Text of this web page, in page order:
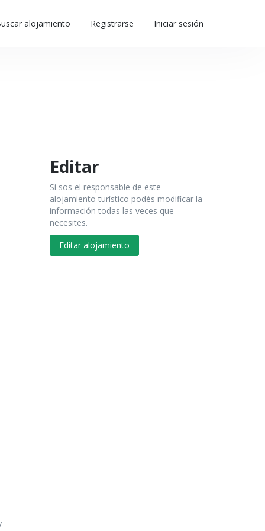
alojamiento Registrarse Iniciar sesión
Editar
Si sos el responsable de este
alojamiento turístico podés modificar la
información todas las veces que
necesites.
Editar alojamiento